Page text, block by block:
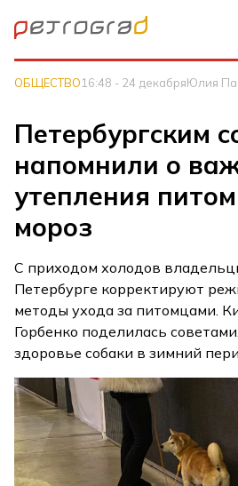
ОБЩЕСТВО16:48 - 24 декабряЮлия
Петербургским
напомнили о
утепления
мороз
С приходом холодов
Петербурге корректируют
методы ухода за питомцами.
Горбенко поделилась
здоровье собаки в зимний